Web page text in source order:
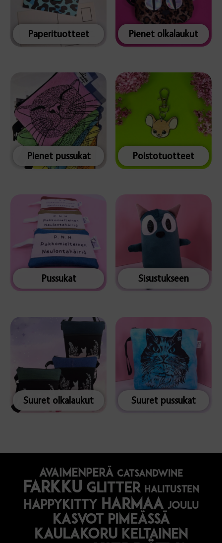
Paperituotteet Pienet olkalaukut
Pienet pussukat Poistotuotteet
Pussukat Sisustukseen
Suuret olkalaukut Suuret pussukat
avaimenperä catsandwine
farkku glitter halitusten
happykitty harmaa joulu
Kasvot pimeässä
kaulakoru keltainen